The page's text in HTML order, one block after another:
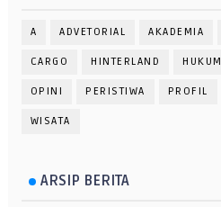
A ADVETORIAL AKADEMIA
CARGO HINTERLAND HUKUM
OPINI PERISTIWA PROFIL
WISATA
ARSIP BERITA